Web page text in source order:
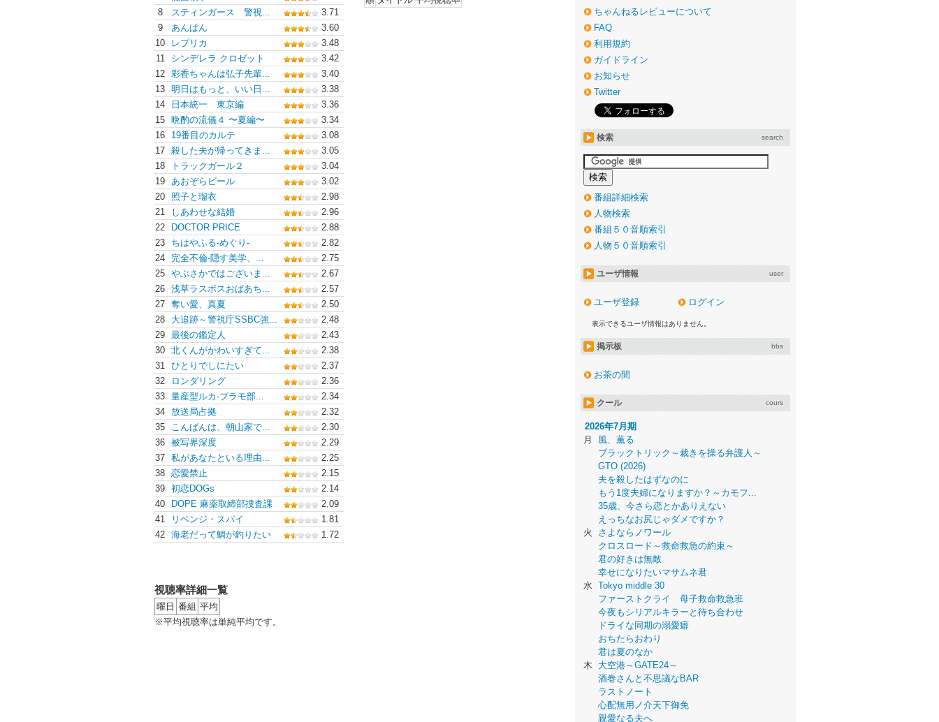
8
スティンガース 警視...
3.71
9
あんぱん
3.60
10
レプリカ
3.48
11
シンデレラ クロゼット
3.42
12 彩⾹ちゃんは弘⼦先輩...
3.40
13 明日はもっと、いい日...
3.38
14
日本統一 東京編
3.36
15 晩酌の流儀４ 〜夏編〜
3.34
16
19番目のカルテ
3.08
17 殺した夫が帰ってきま...
3.05
18
トラックガール２
3.04
19 あおぞらビール
3.02
20
照子と瑠衣
2.98
21
しあわせな結婚
2.96
22
DOCTOR PRICE
2.88
23
ちはやふる-めぐり-
2.82
24 完全不倫-隠す美学、...
2.75
25 やぶさかではございま...
2.67
26 浅草ラスボスおばあち...
2.57
27 奪い愛、真夏
2.50
28
大追跡～警視庁SSBC強...
2.48
29 最後の鑑定人
2.43
30 北くんがかわいすぎて...
2.38
31 ひとりでしにたい
2.37
32
ロンダリング
2.36
33 量産型ルカ-プラモ部...
2.34
34 放送局占拠
2.32
35
こんばんは、朝山家で...
2.30
36 被写界深度
2.29
37 私があなたといる理由...
2.25
38 恋愛禁止
2.15
39 初恋DOGs
2.14
40
DOPE 麻薬取締部捜査課
2.09
41
リベンジ・スパイ
1.81
42 海老だって鯛が釣りたい 1.72
視聴率詳細一覧
曜日 番組 平均
※平均視聴率は単純平均です。
ちゃんねるレビューについて
FAQ
利用規約
ガイドライン
お知らせ
Twitter
検索 search
番組詳細検索
人物検索
番組５０音順索引
人物５０音順索引
ユーザ情報 user
ユーザ登録 ログイン
表示できるユーザ情報はありません。
掲示板 bbs
お茶の間
クール cours
2026年7月期
月
風、薫る
ブラックトリック～裁きを操る弁護人～
GTO (2026)
夫を殺したはずなのに
もう1度夫婦になりますか？～カモフ...
35歳、今さら恋とかありえない
えっちなお尻じゃダメですか？
火
さよならノワール
クロスロード～救命救急の約束～
君の好きは無敵
幸せになりたいマサムネ君
水 Tokyo middle 30
ファーストクライ 母子救命救急班
今夜もシリアルキラーと待ち合わせ
ドライな同期の溺愛癖
おちたらおわり
君は夏のなか
木
大空港～GATE24～
酒巻さんと不思議なBAR
ラストノート
心配無用ノ介天下御免
親愛なる夫へ